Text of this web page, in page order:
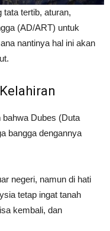
tata tertib, aturan,
(AD/ART) untuk
nantinya hal ini akan
Dubes (Duta
bangga dengannya
negeri, namun di hati
tetap ingat tanah
kembali, dan